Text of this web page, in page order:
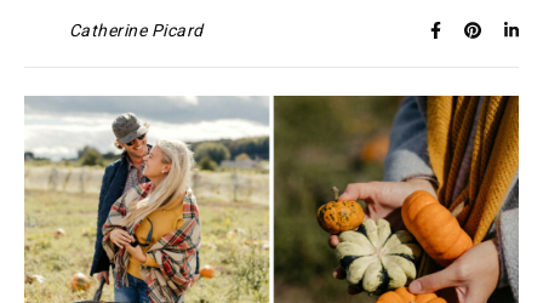
Catherine Picard